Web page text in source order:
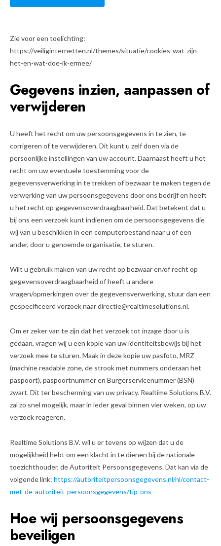
Zie voor een toelichting:
https://veiliginternetten.nl/themes/situatie/cookies-wat-zijn-
het-en-wat-doe-ik-ermee/
Gegevens inzien, aanpassen of
verwijderen
U heeft het recht om uw persoonsgegevens in te zien, te
corrigeren of te verwijderen. Dit kunt u zelf doen via de
persoonlijke instellingen van uw account. Daarnaast heeft u het
recht om uw eventuele toestemming voor de
gegevensverwerking in te trekken of bezwaar te maken tegen de
verwerking van uw persoonsgegevens door ons bedrijf en heeft
u het recht op gegevensoverdraagbaarheid. Dat betekent dat u
bij ons een verzoek kunt indienen om de persoonsgegevens die
wij van u beschikken in een computerbestand naar u of een
ander, door u genoemde organisatie, te sturen.
Wilt u gebruik maken van uw recht op bezwaar en/of recht op
gegevensoverdraagbaarheid of heeft u andere
vragen/opmerkingen over de gegevensverwerking, stuur dan een
gespecificeerd verzoek naar directie@realtimesolutions.nl.
Om er zeker van te zijn dat het verzoek tot inzage door u is
gedaan, vragen wij u een kopie van uw identiteitsbewijs bij het
verzoek mee te sturen. Maak in deze kopie uw pasfoto, MRZ
(machine readable zone, de strook met nummers onderaan het
paspoort), paspoortnummer en Burgerservicenummer (BSN)
zwart. Dit ter bescherming van uw privacy. Realtime Solutions B.V.
zal zo snel mogelijk, maar in ieder geval binnen vier weken, op uw
verzoek reageren.
Realtime Solutions B.V. wil u er tevens op wijzen dat u de
mogelijkheid hebt om een klacht in te dienen bij de nationale
toezichthouder, de Autoriteit Persoonsgegevens. Dat kan via de
volgende link: https://autoriteitpersoonsgegevens.nl/nl/contact-
met-de-autoriteit-persoonsgegevens/tip-ons
Hoe wij persoonsgegevens
beveiligen